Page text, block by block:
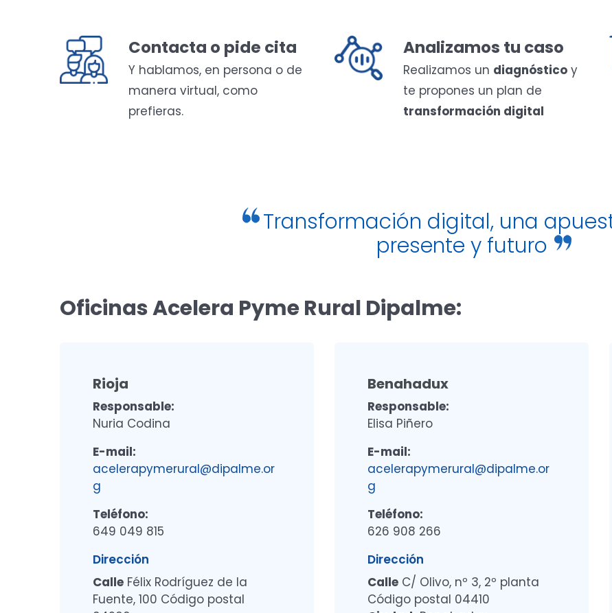
Contacta o pide cita
Y hablamos, en persona o de
manera virtual, como
prefieras.
Analizamos tu caso
Realizamos un diagnóstico y
te propones un plan de
transformación digital
Transformación digital, una
presente y futuro
Oficinas Acelera Pyme Rural Dipalme:
Rioja
Responsable:
Nuria Codina
E-mail:
acelerapymerural@dipalme.or
g
Teléfono:
649 049 815
Dirección
Calle Félix Rodríguez de la
Fuente, 100 Código postal
Benahadux
Responsable:
Elisa Piñero
E-mail:
acelerapymerural@dipalme.or
g
Teléfono:
626 908 266
Dirección
Calle C/ Olivo, nº 3, 2º planta
Código postal 04410